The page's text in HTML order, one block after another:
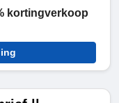
kortingverkoop